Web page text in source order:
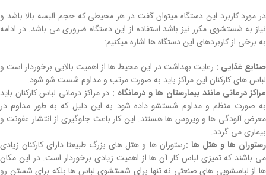
در مورد کاربرد این دستگاه میتوان گفت در هر محیطی که حجم البسه بالا باشد و
نیاز به شستشوی مکرر نیز باشد استفاده از این دستگاه ضروری می باشد. در ادامه
به برخی از کاربردهای این دستگاه ها اشاره میکنیم:
صنایع غذایی : رعایت بهداشت در این محیط ها از اهمیت بالایی برخوردار است و
لباس های کارکنان این مراکز باید به صورت مرتب و مداوم شست شو شود.
مراکز درمانی مانند بیمارستان ها و درمانگاه : در مراکز درمانی لباس کارکنان باید
به صورت منظم و مداوم شستشو داده شود به این دلیل که به طور مداوم در
معرض آلودگی ها و ویروس ها هستند. این کار باعث جلوگیری از انتشار عفونت و
بیماری می گردد.
رستوران ها و هتل ها :رستوران ها و هتل های بزرگ طبیعتا دارای کارکنان زیادی
می باشند که تمیزی لباس کار آن ها از اهمیت زیادی برخوردار است. در این مکان
ها از لباسشویی های صنعتی نه تنها برای شستشوی لباس ها بلکه برای شستن رو